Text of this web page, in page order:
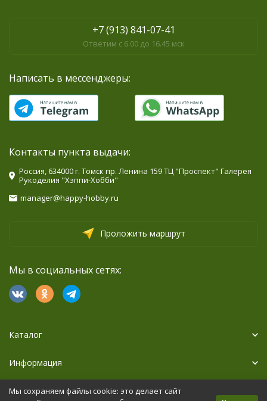
+7 (913) 841-07-41
Ответим с 6.00 до 16.45 мск
Написать в мессенджеры:
Контакты пункта выдачи:
Россия, 634000 г. Томск пр. Ленина 159 ТЦ "Проспект" Галерея
Рукоделия "Хэппи-Хобби"
manager@happy-hobby.ru
Проложить маршрут
Мы в социальных сетях:
Каталог
Информация
Дополнительно
Мы сохраняем файлы cookie: это делает сайт